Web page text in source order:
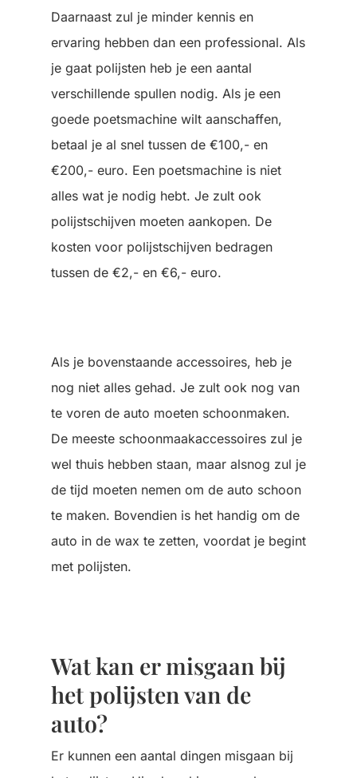
Daarnaast zul je minder kennis en
ervaring hebben dan een professional. Als
je gaat polijsten heb je een aantal
verschillende spullen nodig. Als je een
goede poetsmachine wilt aanschaffen,
betaal je al snel tussen de €100,- en
€200,- euro. Een poetsmachine is niet
alles wat je nodig hebt. Je zult ook
polijstschijven moeten aankopen. De
kosten voor polijstschijven bedragen
tussen de €2,- en €6,- euro.
Als je bovenstaande accessoires, heb je
nog niet alles gehad. Je zult ook nog van
te voren de auto moeten schoonmaken.
De meeste schoonmaakaccessoires zul je
wel thuis hebben staan, maar alsnog zul je
de tijd moeten nemen om de auto schoon
te maken. Bovendien is het handig om de
auto in de wax te zetten, voordat je begint
met polijsten.
Wat kan er misgaan bij
het polijsten van de
auto?
Er kunnen een aantal dingen misgaan bij